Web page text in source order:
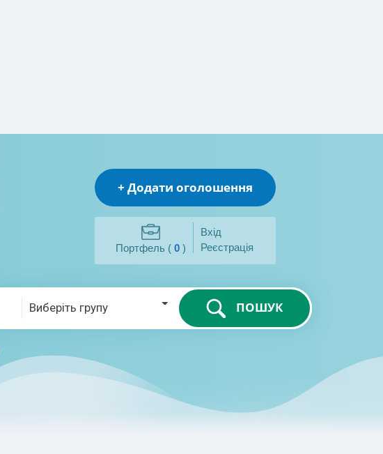
+ Додати оголошення
Портфель ( 0 )
Вхід
Реєстрація
Виберіть групу ПОШУК